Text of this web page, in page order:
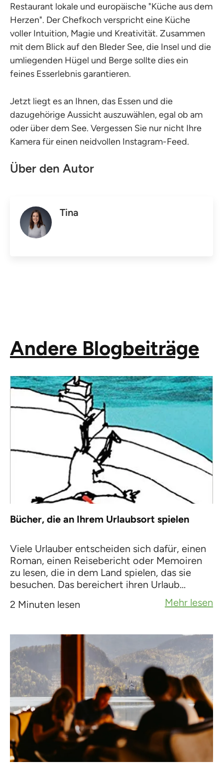
Restaurant lokale und europäische "Küche aus dem
Herzen". Der Chefkoch verspricht eine Küche
voller Intuition, Magie und Kreativität. Zusammen
mit dem Blick auf den Bleder See, die Insel und die
umliegenden Hügel und Berge sollte dies ein
feines Esserlebnis garantieren.
Jetzt liegt es an Ihnen, das Essen und die
dazugehörige Aussicht auszuwählen, egal ob am
oder über dem See. Vergessen Sie nur nicht Ihre
Kamera für einen neidvollen Instagram-Feed.
Über den Autor
Tina
Andere Blogbeiträge
Bücher, die an Ihrem Urlaubsort spielen
Viele Urlauber entscheiden sich dafür, einen
Roman, einen Reisebericht oder Memoiren
zu lesen, die in dem Land spielen, das sie
besuchen. Das bereichert ihren Urlaub...
2 Minuten lesen
Mehr lesen